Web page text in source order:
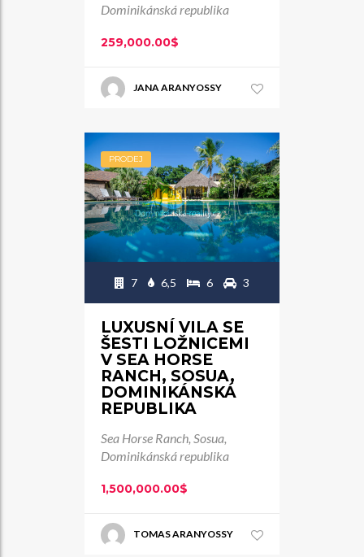
Dominikánská republika
259,000.00$
JANA ARANYOSSY
PRODEJ
7 6,5 6 3
LUXUSNÍ VILA SE
ŠESTI LOŽNICEMI
V SEA HORSE
RANCH, SOSUA,
DOMINIKÁNSKÁ
REPUBLIKA
Sea Horse Ranch, Sosua,
Dominikánská republika
1,500,000.00$
TOMAS ARANYOSSY